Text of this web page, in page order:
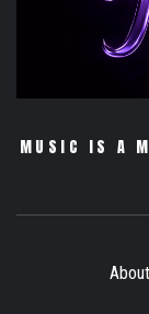
MUSIC IS A
About